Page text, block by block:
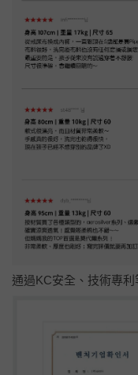
通過KC安全、技術專利